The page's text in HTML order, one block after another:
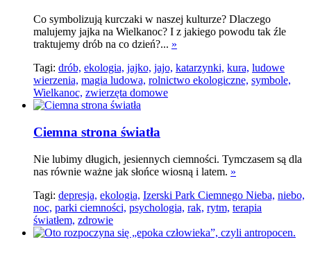
Co symbolizują kurczaki w naszej kulturze? Dlaczego
malujemy jajka na Wielkanoc? I z jakiego powodu tak źle
traktujemy drób na co dzień?... »
Tagi: drób, ekologia, jajko, jajo, katarzynki, kura, ludowe
wierzenia, magia ludowa, rolnictwo ekologiczne, symbole,
Wielkanoc, zwierzęta domowe
Ciemna strona światła
Nie lubimy długich, jesiennych ciemności. Tymczasem są dla
nas równie ważne jak słońce wiosną i latem. »
Tagi: depresja, ekologia, Izerski Park Ciemnego Nieba, niebo,
noc, parki ciemności, psychologia, rak, rytm, terapia
światłem, zdrowie